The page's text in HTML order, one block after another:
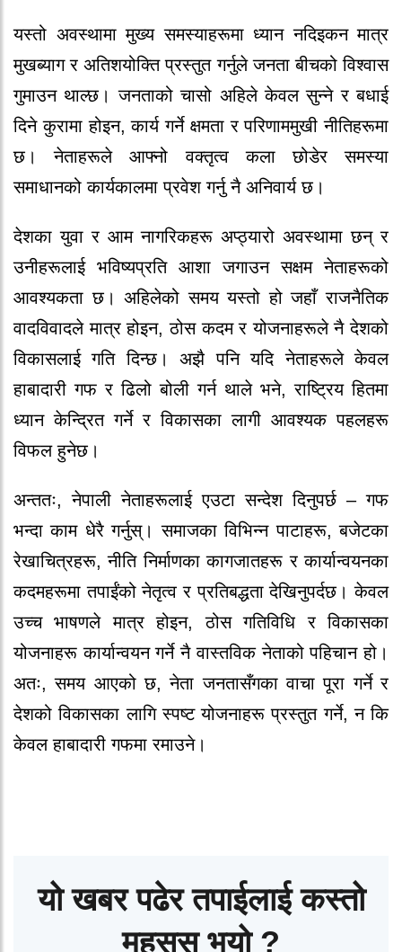
यस्तो अवस्थामा मुख्य समस्याहरूमा ध्यान नदिइकन मात्र
मुखब्याग र अतिशयोक्ति प्रस्तुत गर्नुले जनता बीचको विश्वास
गुमाउन थाल्छ। जनताको चासो अहिले केवल सुन्ने र बधाई
दिने कुरामा होइन, कार्य गर्ने क्षमता र परिणाममुखी नीतिहरूमा
छ। नेताहरूले आफ्नो वक्तृत्व कला छोडेर समस्या
समाधानको कार्यकालमा प्रवेश गर्नु नै अनिवार्य छ।
देशका युवा र आम नागरिकहरू अप्ठ्यारो अवस्थामा छन् र
उनीहरूलाई भविष्यप्रति आशा जगाउन सक्षम नेताहरूको
आवश्यकता छ। अहिलेको समय यस्तो हो जहाँ राजनैतिक
वादविवादले मात्र होइन, ठोस कदम र योजनाहरूले नै देशको
विकासलाई गति दिन्छ। अझै पनि यदि नेताहरूले केवल
हाबादारी गफ र ढिलो बोली गर्न थाले भने, राष्ट्रिय हितमा
ध्यान केन्द्रित गर्ने र विकासका लागी आवश्यक पहलहरू
विफल हुनेछ।
अन्ततः, नेपाली नेताहरूलाई एउटा सन्देश दिनुपर्छ – गफ
भन्दा काम धेरै गर्नुस्। समाजका विभिन्न पाटाहरू, बजेटका
रेखाचित्रहरू, नीति निर्माणका कागजातहरू र कार्यान्वयनका
कदमहरूमा तपाईंको नेतृत्व र प्रतिबद्धता देखिनुपर्दछ। केवल
उच्च भाषणले मात्र होइन, ठोस गतिविधि र विकासका
योजनाहरू कार्यान्वयन गर्ने नै वास्तविक नेताको पहिचान हो।
अतः, समय आएको छ, नेता जनतासँगका वाचा पूरा गर्ने र
देशको विकासका लागि स्पष्ट योजनाहरू प्रस्तुत गर्ने, न कि
केवल हाबादारी गफमा रमाउने।
यो खबर पढेर तपाईलाई कस्तो
महसुस भयो ?